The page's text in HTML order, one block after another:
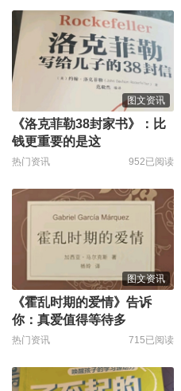
图文资讯
《洛克菲勒38封家书》：比
钱更重要的是这
热门资讯 952已阅读
图文资讯
《霍乱时期的爱情》告诉
你：真爱值得等待多
热门资讯 715已阅读